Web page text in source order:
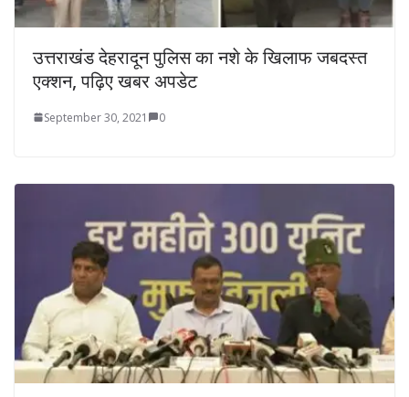
उत्तराखंड देहरादून पुलिस का नशे के खिलाफ जबदस्त
एक्शन, पढ़िए खबर अपडेट
September 30, 2021 0